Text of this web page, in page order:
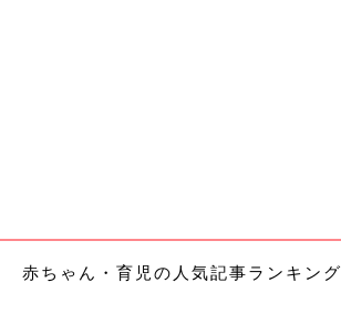
赤ちゃん・育児の人気記事ランキング